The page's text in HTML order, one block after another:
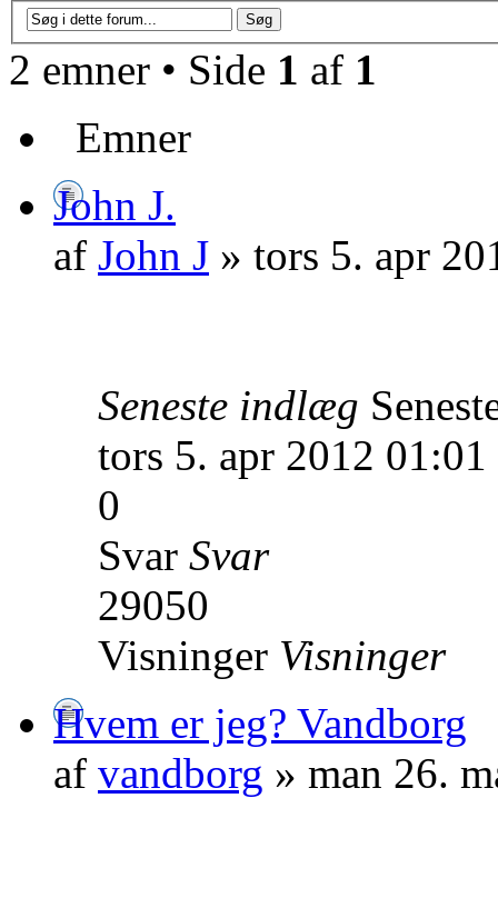
2 emner • Side 1 af 1
Emner
John J.
af John J » tors 5. apr
Seneste indlæg
tors 5. apr 2012 01:01
0
Svar Svar
29050
Visninger Visninger
Hvem er jeg? Vandborg
af vandborg » man 26.